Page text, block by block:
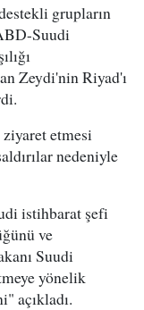
grupların
Suudi
Zeydi'nin Riyad'ı
etmesi
nedeniyle
istihbarat şefi
ve
Suudi
yönelik
açıkladı.